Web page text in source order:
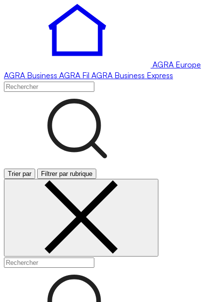
AGRA Europe
AGRA Business AGRA Fil AGRA Business Express
Trier par Filtrer par rubrique